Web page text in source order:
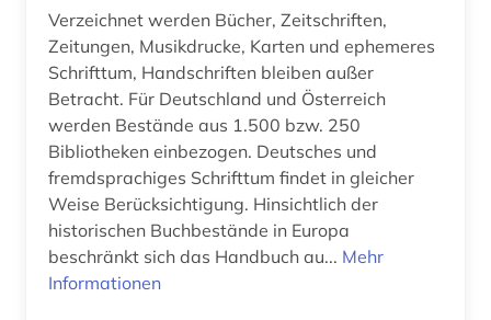
discovery system (1)
disposition <orgel> (1)
dissertation (3)
dokumentation (2)
dokumentenserver (2)
dokumentlieferung (1)
Verzeichnet werden Bücher, Zeitschriften,
Zeitungen, Musikdrucke, Karten und ephemeres
Schrifttum, Handschriften bleiben außer
Betracht. Für Deutschland und Österreich
werden Bestände aus 1.500 bzw. 250
Bibliotheken einbezogen. Deutsches und
fremdsprachiges Schrifttum findet in gleicher
Weise Berücksichtigung. Hinsichtlich der
historischen Buchbestände in Europa
beschränkt sich das Handbuch au... Mehr
Informationen